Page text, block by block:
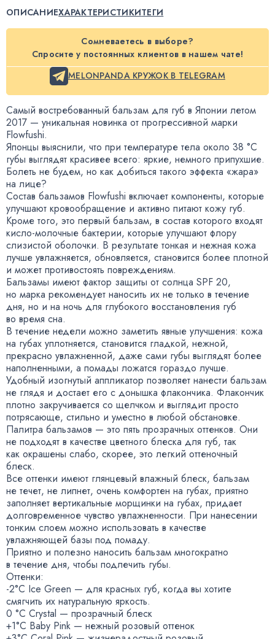
ОПИСАНИЕХАРАКТЕРИСТИКИТЕГИ
Сомневаетесь в выборе?
Спросите у постоянных клиентов в нашем чате!
MELONPANDA КРУЖОК В TELEGRAM
Самый востребованный бальзам для губ в Японии летом
2017 — уникальная новинка от прогрессивной марки
Flowfushi.
Японцы выяснили, что при температуре тела около 38 °C
губы выглядят красивее всего: яркие, немного припухшие.
Болеть не будем, но как добиться такого эффекта «жара»
на лице?
Состав бальзамов Flowfushi включает компоненты, которые
улучшают кровообращение и активно питают кожу губ.
Кроме того, это первый бальзам, в состав которого входят
кисло-молочные бактерии, которые улучшают флору
слизистой оболочки. В результате тонкая и нежная кожа
лучше увлажняется, обновляется, становится более плотной
и может противостоять повреждениям.
Бальзамы имеют фактор защиты от солнца SPF 20,
но марка рекомендует наносить их не только в течение
дня, но и на ночь для глубокого восстановления губ
во время сна.
В течение недели можно заметить явные улучшения: кожа
на губах уплотняется, становится гладкой, нежной,
прекрасно увлажненной, даже сами губы выглядят более
наполненными, а помады ложатся гораздо лучше.
Удобный изогнутый аппликатор позволяет нанести бальзам
не глядя и достает его с донышка флакончика. Флакончик
плотно закручивается со щелчком и выглядит просто
потрясающе, стильно и уместно в любой обстановке.
Палитра бальзамов — это пять прозрачных оттенков. Они
не подходят в качестве цветного блеска для губ, так
как окрашены слабо, скорее, это легкий оттеночный
блеск.
Все оттенки имеют глянцевый влажный блеск, бальзам
не течет, не липнет, очень комфортен на губах, приятно
заполняет вертикальные морщинки на губах, придает
долговременное чувство увлажненности. При нанесении
тонким слоем можно использовать в качестве
увлажняющей базы под помаду.
Приятно и полезно наносить бальзам многократно
в течение дня, чтобы подлечить губы.
Оттенки:
-2°C Ice Green — для красных губ, когда вы хотите
смягчить их натуральную яркость.
0 °C Crystal — прозрачный блеск
+1°С Baby Pink — нежный розовый оттенок